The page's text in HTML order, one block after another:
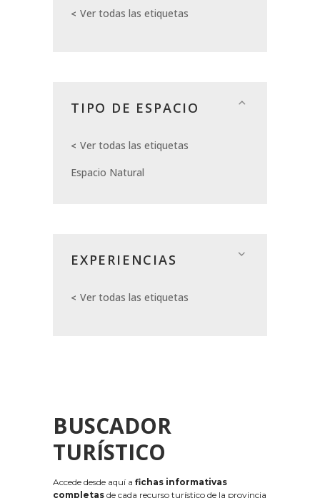
Ver todas las etiquetas
TIPO DE ESPACIO
Ver todas las etiquetas
Espacio Natural
EXPERIENCIAS
Ver todas las etiquetas
BUSCADOR
TURÍSTICO
Accede desde aquí a fichas informativas
completas de cada recurso turístico de la provincia